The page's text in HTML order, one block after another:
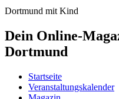
Dortmund mit Kind
Dein Online-
Dortmund
Startseite
Veranstaltungskalender